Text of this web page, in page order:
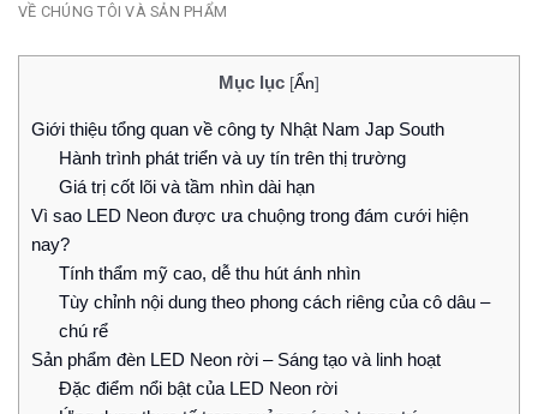
VỀ CHÚNG TÔI VÀ SẢN PHẨM
Mục lục [Ẩn]
Giới thiệu tổng quan về công ty Nhật Nam Jap South
Hành trình phát triển và uy tín trên thị trường
Giá trị cốt lõi và tầm nhìn dài hạn
Vì sao LED Neon được ưa chuộng trong đám cưới hiện
nay?
Tính thẩm mỹ cao, dễ thu hút ánh nhìn
Tùy chỉnh nội dung theo phong cách riêng của cô dâu –
chú rể
Sản phẩm đèn LED Neon rời – Sáng tạo và linh hoạt
Đặc điểm nổi bật của LED Neon rời